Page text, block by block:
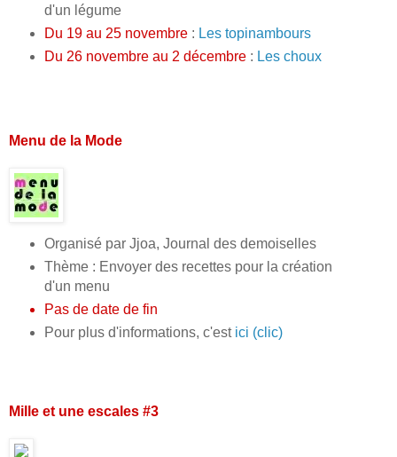
d'un légume
Du 19 au 25 novembre : Les topinambours
Du 26 novembre au 2 décembre : Les choux
Menu de la Mode
Organisé par Jjoa, Journal des demoiselles
Thème : Envoyer des recettes pour la création
d'un menu
Pas de date de fin
Pour plus d'informations, c'est ici (clic)
Mille et une escales #3